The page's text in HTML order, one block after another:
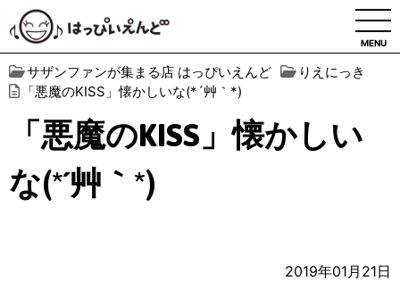
MENU
サザンファンが集まる店 はっぴいえんど
りえにっき
「悪魔のKISS」懐かしいな(*´艸｀*)
「悪魔のKISS」懐かしい
な(*´艸｀*)
2019年01月21日